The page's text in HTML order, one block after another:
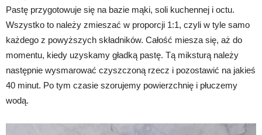
Pastę przygotowuje się na bazie mąki, soli kuchennej i octu.
Wszystko to należy zmieszać w proporcji 1:1, czyli w tyle samo
każdego z powyższych składników. Całość miesza się, aż do
momentu, kiedy uzyskamy gładką pastę. Tą miksturą należy
następnie wysmarować czyszczoną rzecz i pozostawić na jakieś
40 minut. Po tym czasie szorujemy powierzchnię i płuczemy
wodą.